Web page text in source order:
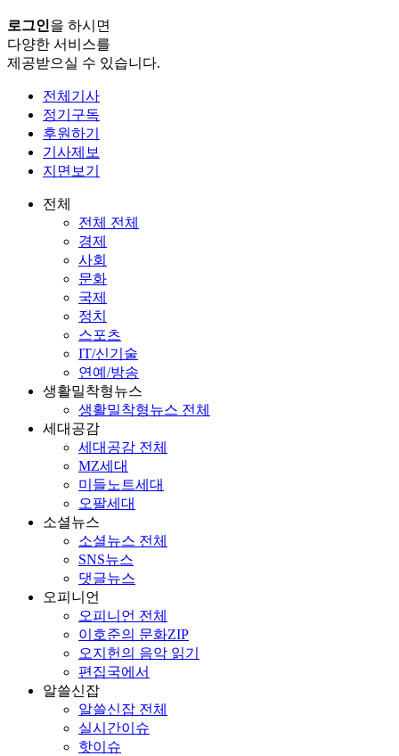
로그인을 하시면
다양한 서비스를
제공받으실 수 있습니다.
전체기사
정기구독
후원하기
기사제보
지면보기
전체
전체 전체
경제
사회
문화
국제
정치
스포츠
IT/신기술
연예/방송
생활밀착형뉴스
생활밀착형뉴스 전체
세대공감
세대공감 전체
MZ세대
미들노트세대
오팔세대
소셜뉴스
소셜뉴스 전체
SNS뉴스
댓글뉴스
오피니언
오피니언 전체
이호준의 문화ZIP
오지헌의 음악 읽기
편집국에서
알쓸신잡
알쓸신잡 전체
실시간이슈
핫이슈